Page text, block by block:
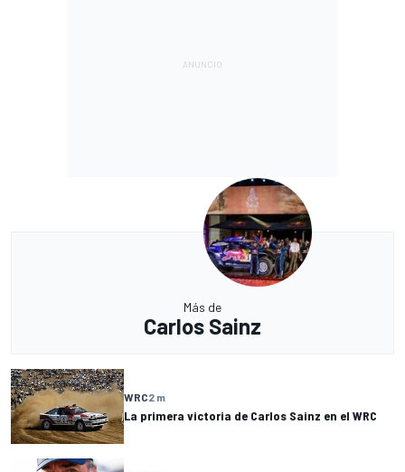
Más de
Carlos Sainz
WRC2 m
La primera victoria de Carlos Sainz en el WRC